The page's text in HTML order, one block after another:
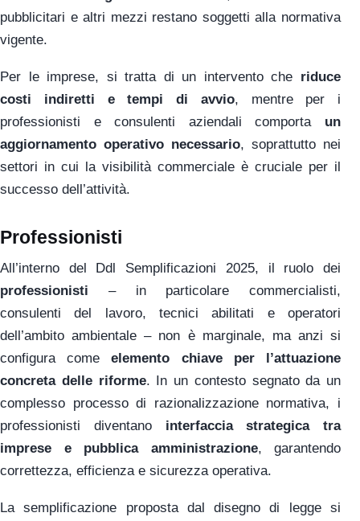
pubblicitari e altri mezzi restano soggetti alla normativa
vigente.
Per le imprese, si tratta di un intervento che riduce
costi indiretti e tempi di avvio, mentre per i
professionisti e consulenti aziendali comporta un
aggiornamento operativo necessario, soprattutto nei
settori in cui la visibilità commerciale è cruciale per il
successo dell’attività.
Professionisti
All’interno del Ddl Semplificazioni 2025, il ruolo dei
professionisti – in particolare commercialisti,
consulenti del lavoro, tecnici abilitati e operatori
dell’ambito ambientale – non è marginale, ma anzi si
configura comeelemento chiave per l’attuazione
concreta delle riforme. In un contesto segnato da un
complesso processo di razionalizzazione normativa, i
professionisti diventano interfaccia strategica tra
imprese e pubblica amministrazione, garantendo
correttezza, efficienza e sicurezza operativa.
La semplificazione proposta dal disegno di legge si